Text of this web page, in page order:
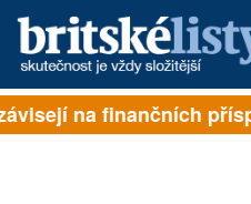
PŘIHLÁSIT
na finančních